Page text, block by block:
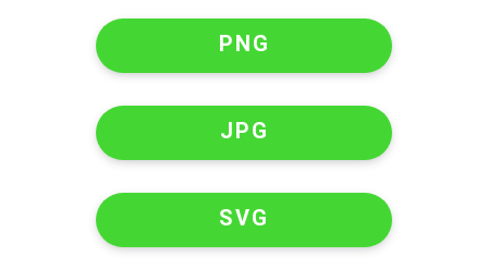
PNG
JPG
SVG